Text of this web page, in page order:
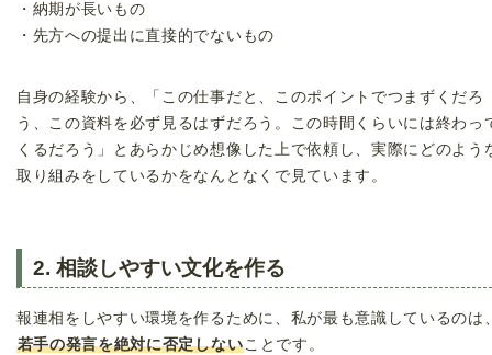
・納期が長いもの
・先方への提出に直接的でないもの
自身の経験から、「この仕事だと、このポイントでつまずくだろ
う、この資料を必ず見るはずだろう。この時間くらいには終わっ
くるだろう」とあらかじめ想像した上で依頼し、実際にどのよう
取り組みをしているかをなんとなくで見ています。
2. 相談しやすい文化を作る
報連相をしやすい環境を作るために、私が最も意識しているのは
若手の発言を絶対に否定しないことです。